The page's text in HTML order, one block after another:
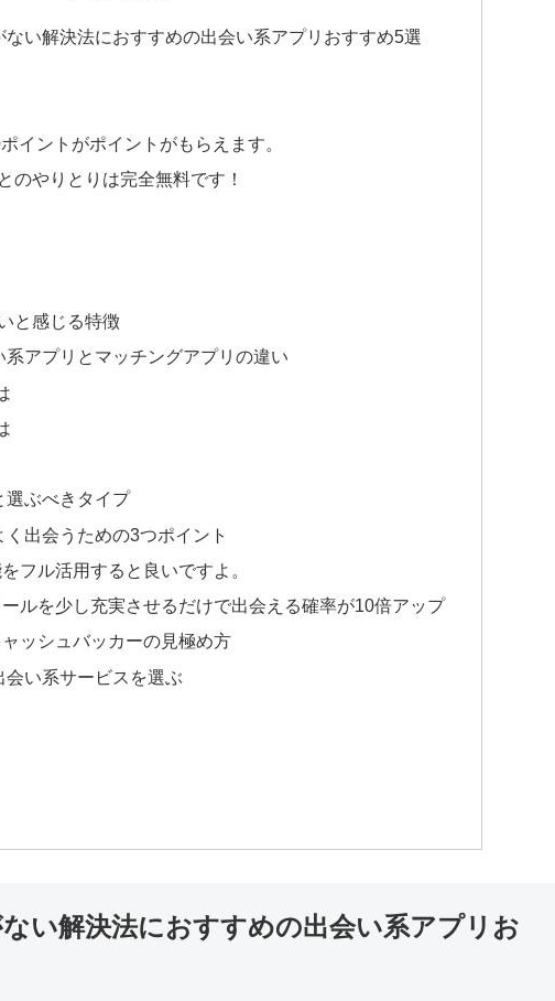
い解決法におすすめの出会い系アプリおすすめ5選
イントがポイントがもらえます。
のやりとりは完全無料です！
と感じる特徴
アプリとマッチングアプリの違い
選ぶべきタイプ
出会うための3つポイント
フル活用すると良いですよ。
ルを少し充実させるだけで出会える確率が10倍アップ
ッシュバッカーの見極め方
い系サービスを選ぶ
い解決法におすすめの出会い系アプリお